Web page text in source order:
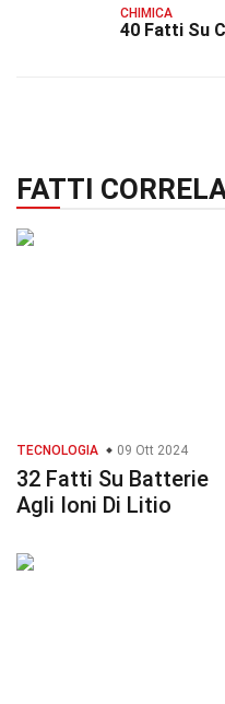
CHIMICA
40 Fatti Su
FATTI
TECNOLOGIA 09 Ott 2024
32 Fatti Su Batterie
Agli Ioni Di Litio